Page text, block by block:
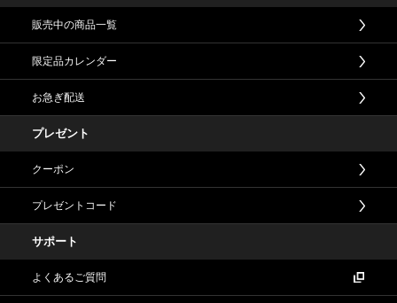
販売中の商品一覧
限定品カレンダー
お急ぎ配送
プレゼント
クーポン
プレゼントコード
サポート
よくあるご質問